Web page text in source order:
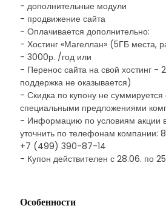
- дополнительные модули
- продвижение сайта
- Оплачивается дополнительно:
- Хостинг «Магеллан» (5ГБ места,
- 3000р. /год или
- Перенос сайта на свой хостинг -
поддержка не оказывается)
- Скидка по купону не суммируется
специальными предложениями
- Информацию по условиям акции
уточнить по телефонам
+7 (499) 390-87-14
- Купон действителен с 28.06. по
Особенности